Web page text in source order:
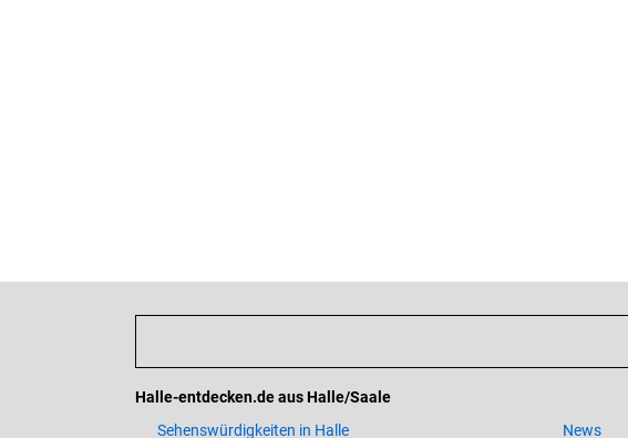
Halle-entdecken.de aus Halle/Saale
Sehenswürdigkeiten in Halle
News